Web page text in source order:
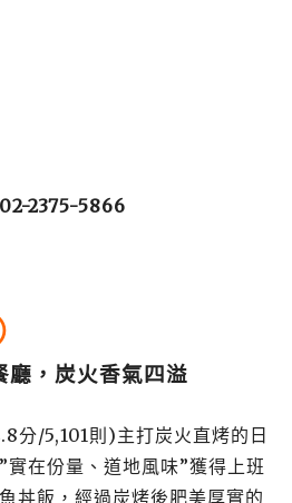
02-2375-5866
廳，炭火香氣四溢
分/5,101則)主打炭火直烤的日
在份量、道地風味”獲得上班
丼飯，經過炭烤後肥美厚實的